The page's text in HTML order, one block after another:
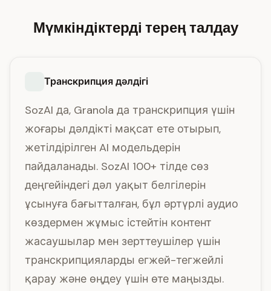
Мүмкіндіктерді терең талдау
Транскрипция дәлдігі
SozAI да, Granola да транскрипция үшін
жоғары дәлдікті мақсат ете отырып,
жетілдірілген AI модельдерін
пайдаланады. SozAI 100+ тілде сөз
деңгейіндегі дәл уақыт белгілерін
ұсынуға бағытталған, бұл әртүрлі аудио
көздермен жұмыс істейтін контент
жасаушылар мен зерттеушілер үшін
транскрипцияларды егжей-тегжейлі
қарау және өңдеу үшін өте маңызды.